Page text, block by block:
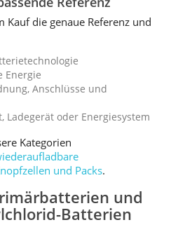
Kauf die genaue Referenz und
Energie
Anschlüsse und
Ladegerät oder Energiesystem
Kategorien
und Packs.
und
Batterien